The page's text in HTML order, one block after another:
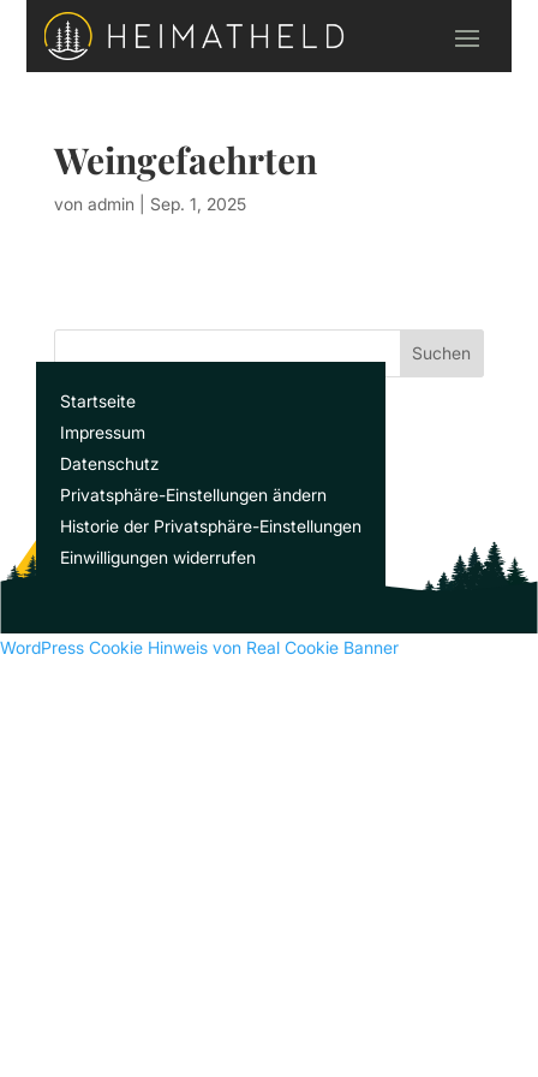
Weingefaehrten
von admin Sep. 1, 2025
Suchen
Recent Posts
Recent Comments
Es sind keine Kommentare vorhanden.
Startseite
Impressum
Datenschutz
Privatsphäre-Einstellungen ändern
Historie der Privatsphäre-Einstellungen
Einwilligungen widerrufen
WordPress Cookie Hinweis von Real Cookie Banner